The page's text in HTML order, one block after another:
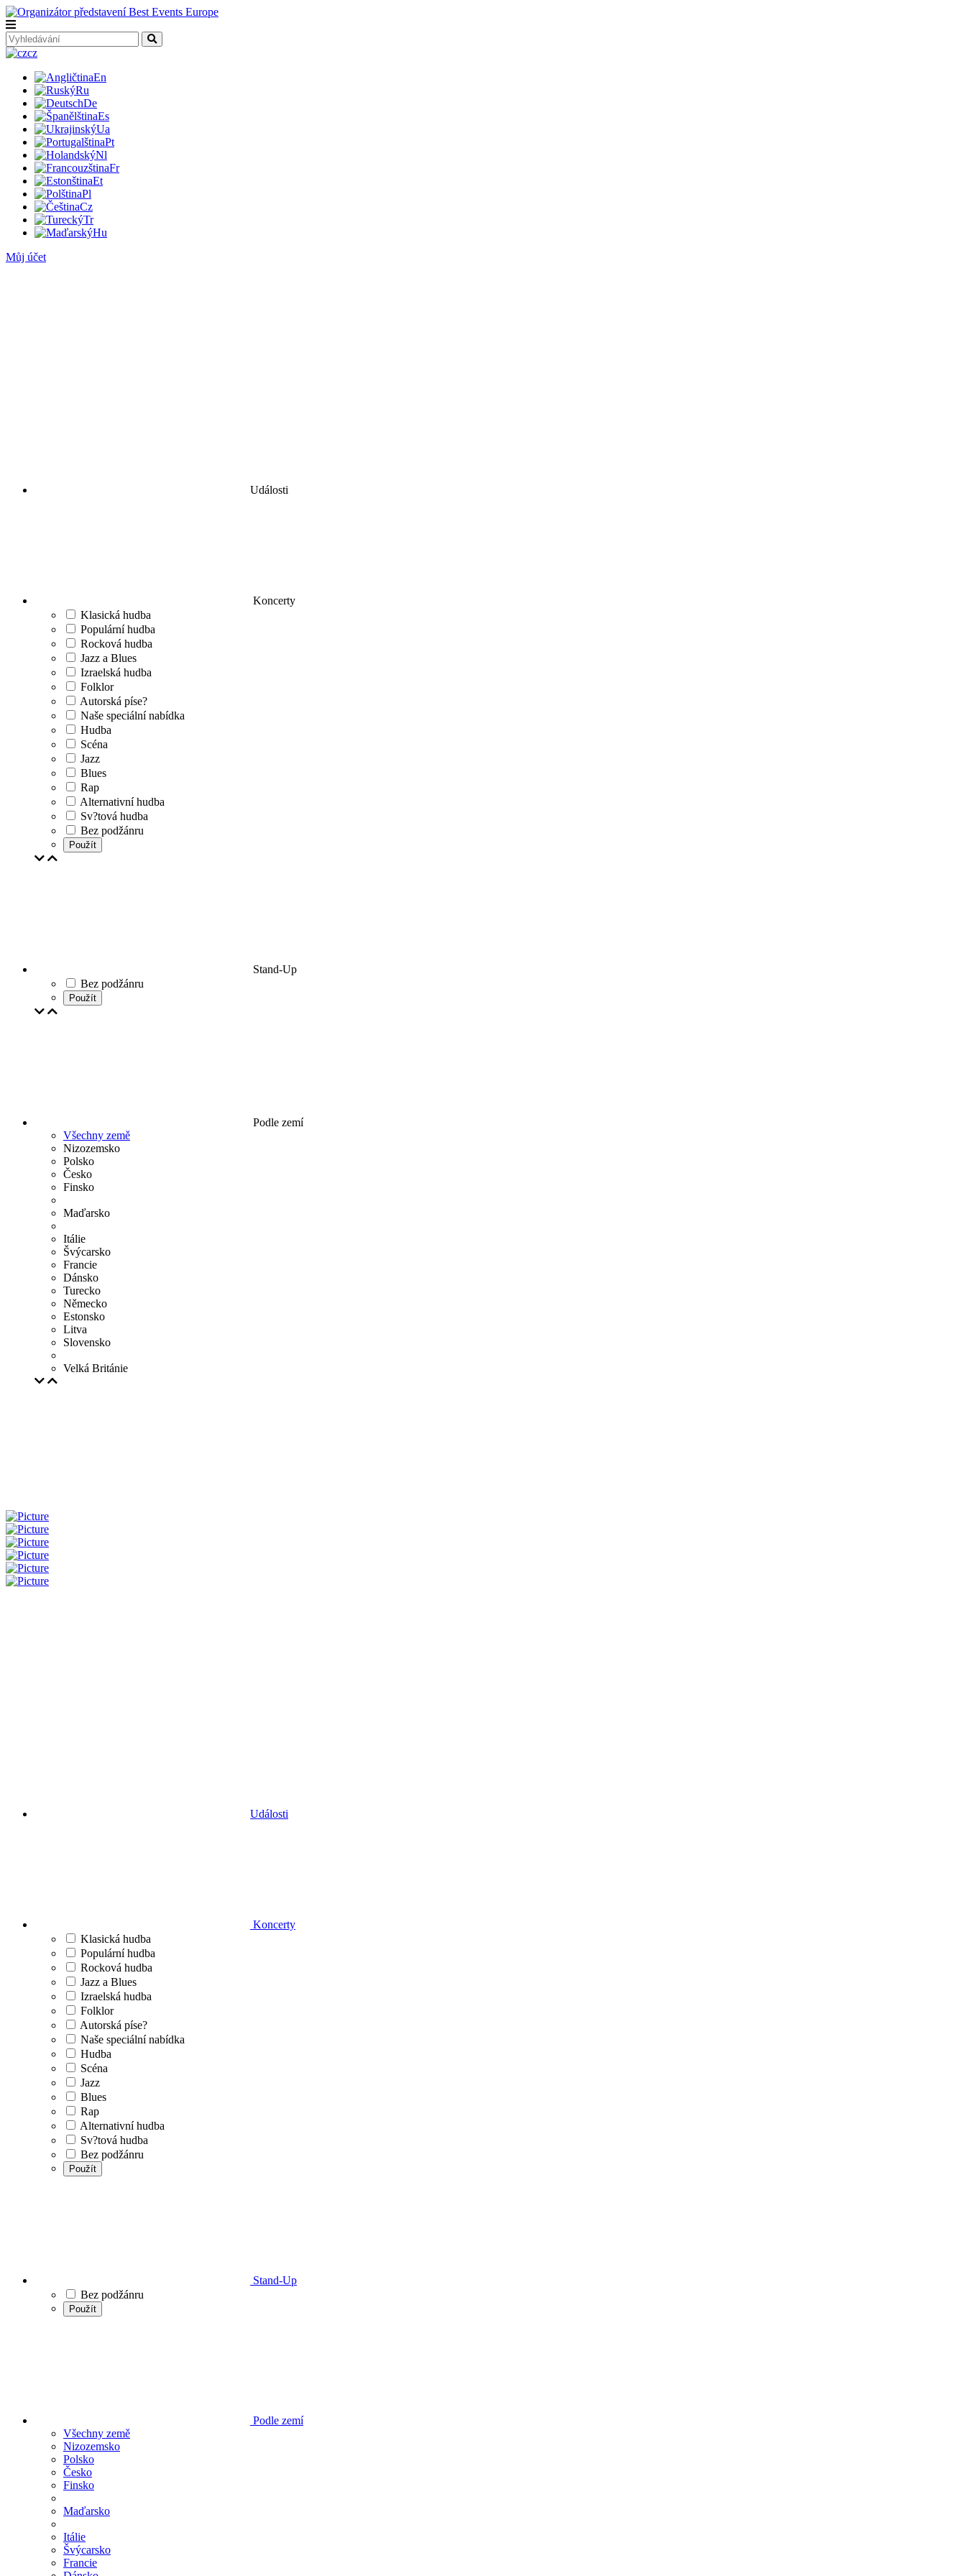
cz
En
Ru
De
Es
Ua
Pt
Nl
Fr
Et
Pl
Cz
Tr
Hu
Můj účet
Události
Koncerty
Klasická hudba
Populární hudba
Rocková hudba
Jazz a Blues
Izraelská hudba
Folklor
Autorská píse?
Naše speciální nabídka
Hudba
Scéna
Jazz
Blues
Rap
Alternativní hudba
Sv?tová hudba
Bez podžánru
Použít
Stand-Up
Bez podžánru
Použít
Podle zemí
Všechny země
Nizozemsko
Polsko
Česko
Finsko
Maďarsko
Itálie
Švýcarsko
Francie
Dánsko
Turecko
Německo
Estonsko
Litva
Slovensko
Velká Británie
Události
Koncerty
Klasická hudba
Populární hudba
Rocková hudba
Jazz a Blues
Izraelská hudba
Folklor
Autorská píse?
Naše speciální nabídka
Hudba
Scéna
Jazz
Blues
Rap
Alternativní hudba
Sv?tová hudba
Bez podžánru
Použít
Stand-Up
Bez podžánru
Použít
Podle zemí
Všechny země
Nizozemsko
Polsko
Česko
Finsko
Maďarsko
Itálie
Švýcarsko
Francie